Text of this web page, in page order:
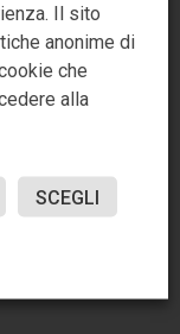
Il sito
anonime di
che
alla
SCEGLI